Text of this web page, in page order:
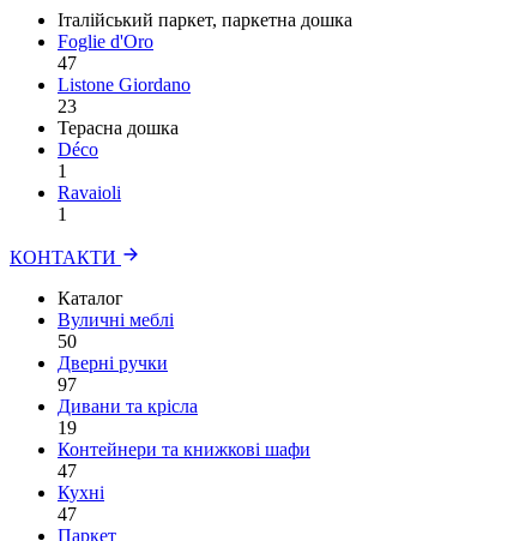
Італійський паркет, паркетна дошка
Foglie d'Oro
47
Listone Giordano
23
Терасна дошка
Déco
1
Ravaioli
1
КОНТАКТИ
Каталог
Вуличні меблі
50
Дверні ручки
97
Дивани та крісла
19
Контейнери та книжкові шафи
47
Кухні
47
Паркет